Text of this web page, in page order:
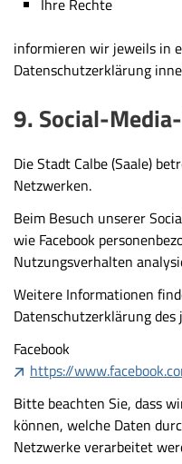
informieren wir jeweils in
Datenschutzerklärung
9. Social-
Die Stadt Calbe (Saale)
Netzwerken.
Beim Besuch unserer
wie Facebook
Nutzungsverhalten
Weitere Informationen
Datenschutzerklärung
Facebook
https://
Bitte beachten Sie, dass
können, welche Daten
Netzwerke verarbeitet